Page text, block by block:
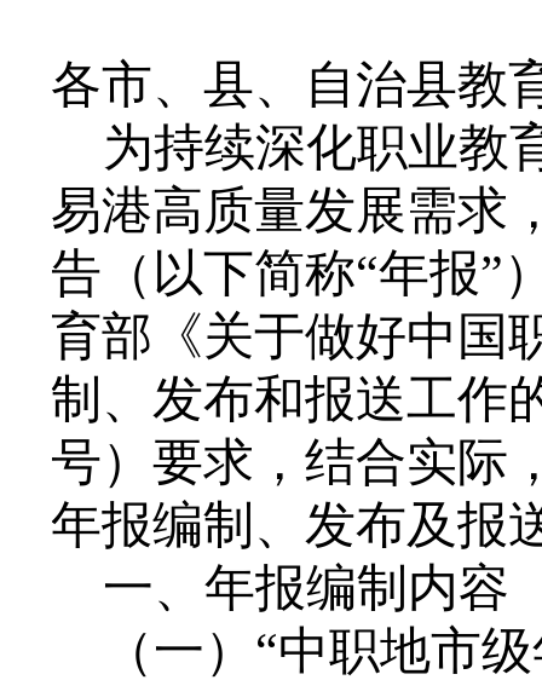
各市、县、自治县教
为持续深化职业教
易港高质量发展需求
告（以下简称“年报”
育部《关于做好中国
制、发布和报送工作
号）要求，结合实际
年报编制、发布及报
一、年报编制内容
（一） “中职地市